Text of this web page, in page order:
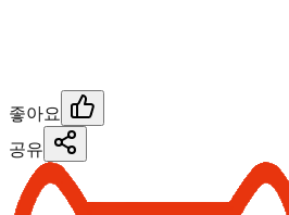
좋아요
공유